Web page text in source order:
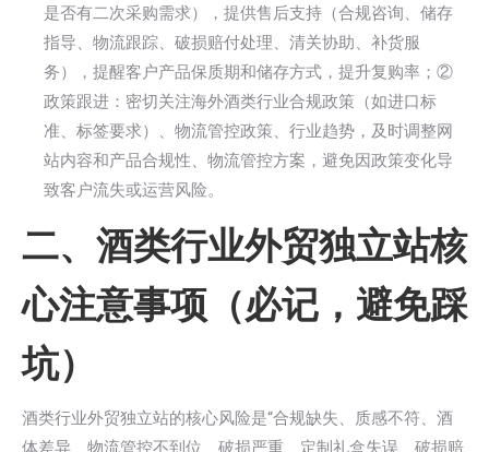
是否有二次采购需求），提供售后支持（合规咨询、储存
指导、物流跟踪、破损赔付处理、清关协助、补货服
务），提醒客户产品保质期和储存方式，提升复购率；②
政策跟进：密切关注海外酒类行业合规政策（如进口标
准、标签要求）、物流管控政策、行业趋势，及时调整网
站内容和产品合规性、物流管控方案，避免因政策变化导
致客户流失或运营风险。
二、酒类行业外贸独立站核
心注意事项（必记，避免踩
坑）
酒类行业外贸独立站的核心风险是“合规缺失、质感不符、酒
体差异、物流管控不到位、破损严重、定制礼盒失误、破损赔